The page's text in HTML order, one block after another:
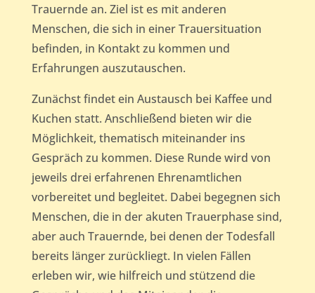
Trauernde an. Ziel ist es mit anderen
Menschen, die sich in einer Trauersituation
befinden, in Kontakt zu kommen und
Erfahrungen auszutauschen.
Zunächst findet ein Austausch bei Kaffee und
Kuchen statt. Anschließend bieten wir die
Möglichkeit, thematisch miteinander ins
Gespräch zu kommen. Diese Runde wird von
jeweils drei erfahrenen Ehrenamtlichen
vorbereitet und begleitet. Dabei begegnen sich
Menschen, die in der akuten Trauerphase sind,
aber auch Trauernde, bei denen der Todesfall
bereits länger zurückliegt. In vielen Fällen
erleben wir, wie hilfreich und stützend die